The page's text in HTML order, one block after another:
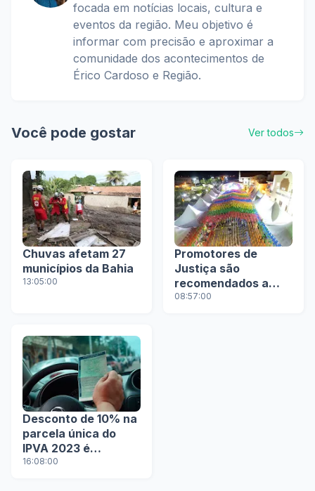
focada em notícias locais, cultura e
eventos da região. Meu objetivo é
informar com precisão e aproximar a
comunidade dos acontecimentos de
Érico Cardoso e Região.
Você pode gostar Ver todos
Chuvas afetam 27
municípios da Bahia
13:05:00
Promotores de
Justiça são
recomendados a
fiscalizar legalidade
08:57:00
Desconto de 10% na
parcela única do
IPVA 2023 é
oferecido aos
16:08:00